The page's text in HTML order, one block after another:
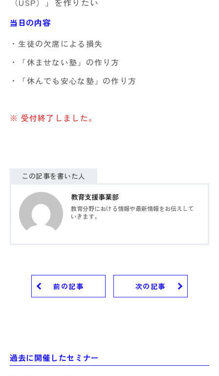
当日の内容
・生徒の欠席による損失
・「休ませない塾」の作り方
・「休んでも安心な塾」の作り方
※ 受付終了しました。
この記事を書いた人
教育支援事業部
教育分野における情報や最新情報をお伝えして
いきます。
前の記事 次の記事
過去に開催したセミナー